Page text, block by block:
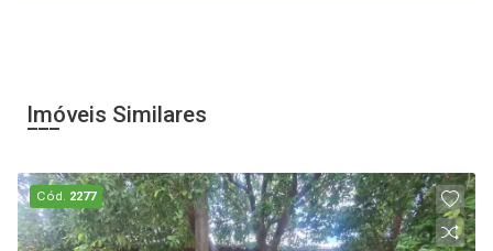
Imóveis Similares
Cód. 2277